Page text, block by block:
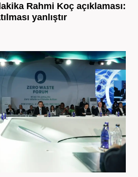
Rahmi Koç açıklaması:
yanlıştır